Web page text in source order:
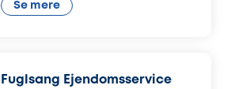
Se mere
Fuglsang Ejendomsservice